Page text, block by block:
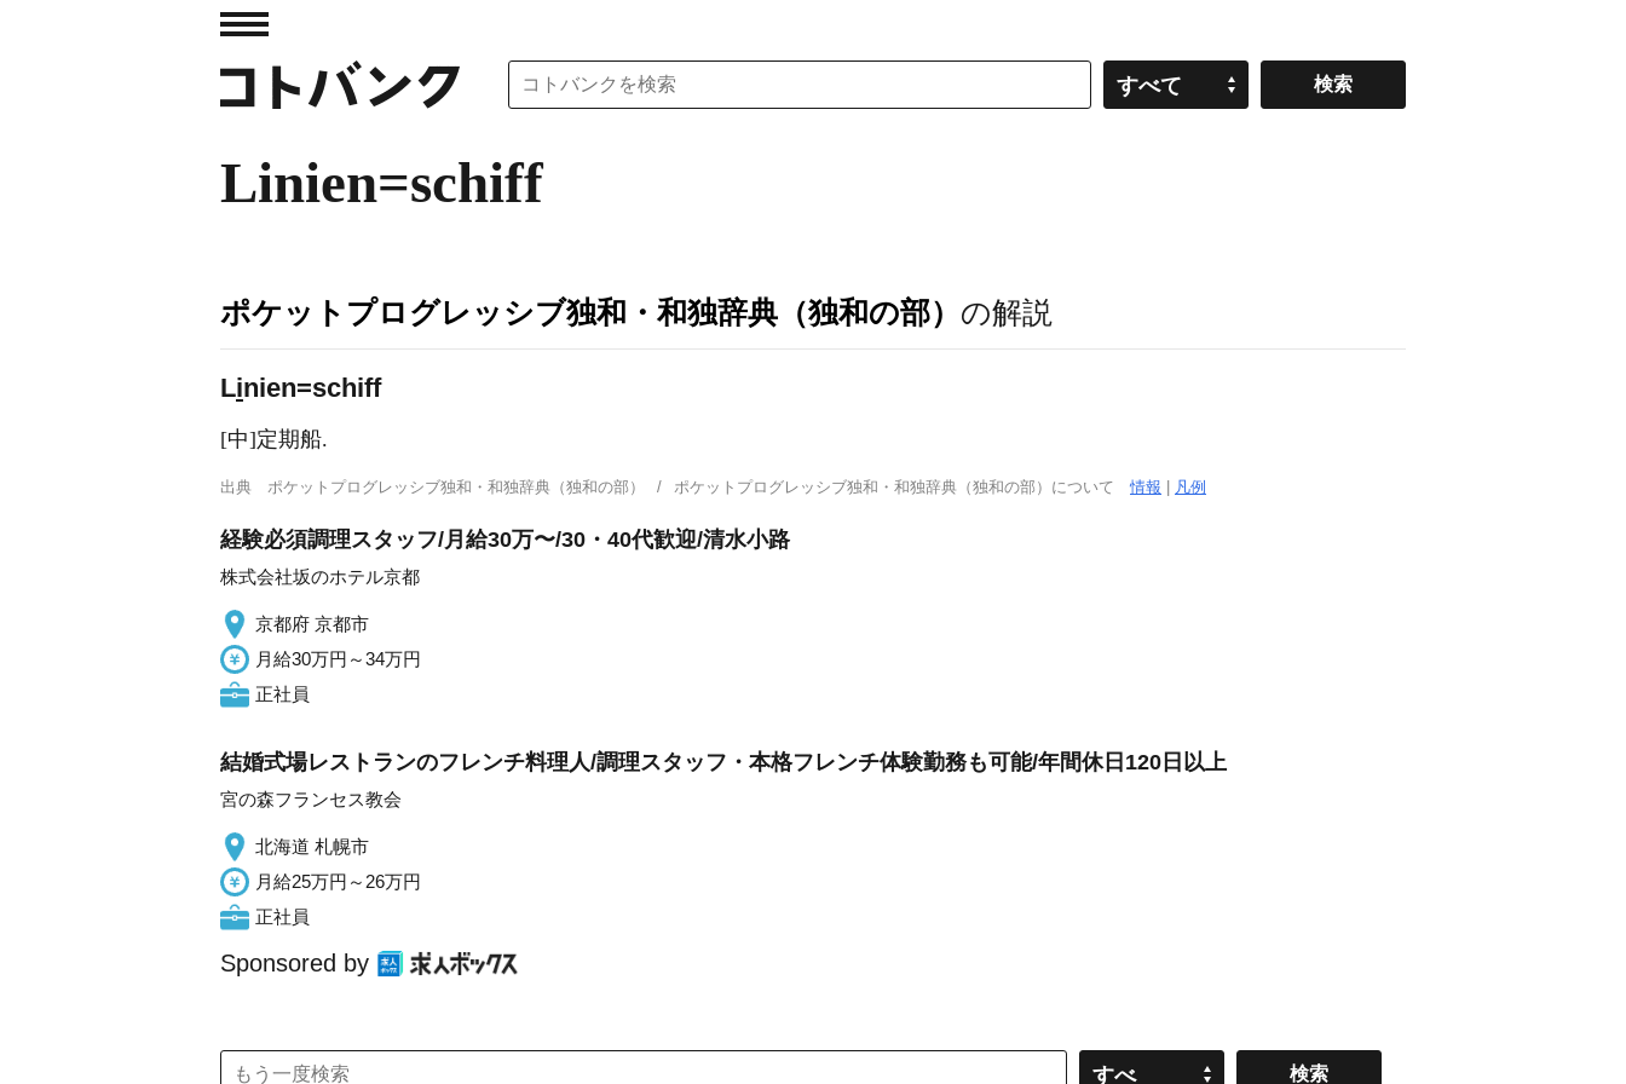
すべて
Linien=schiff
ポケットプログレッシブ独和・和独辞典（独和の部） の解説
Linien=schiff
[中]定期船.
出典 ポケットプログレッシブ独和・和独辞典（独和の部） ポケットプログレッシブ独和・和独辞典（独和の部）について情報 凡例
経験必須調理スタッフ/月給30万〜/30・40代歓迎/清水小路
株式会社坂のホテル京都
京都府 京都市
月給30万円～34万円
正社員
結婚式場レストランのフレンチ料理人/調理スタッフ・本格フレンチ体験勤務も可能/年間休日120日以上
宮の森フランセス教会
北海道 札幌市
月給25万円～26万円
正社員
Sponsored by
すべ